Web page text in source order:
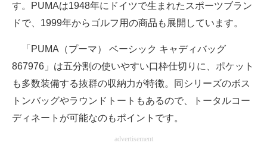
す。PUMAは1948年にドイツで生まれたスポーツブラン
ドで、1999年からゴルフ用の商品も展開しています。
「PUMA（プーマ） ベーシック キャディバッグ
867976」は五分割の使いやすい口枠仕切りに、ポケット
も多数装備する抜群の収納力が特徴。同シリーズのボス
トンバッグやラウンドトートもあるので、トータルコー
ディネートが可能なのもポイントです。
advertisement